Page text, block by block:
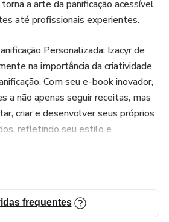
a arte da panificação acessível
até profissionais experientes.
Personalizada: Izacyr de
na importância da criatividade
Com seu e-book inovador,
a não apenas seguir receitas, mas
criar e desenvolver seus próprios
refletindo seu estilo e
frequentes